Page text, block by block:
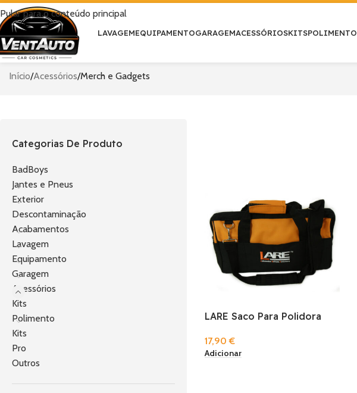
Pular para o conteúdo principal
LAVAGEMEQUIPAMENTOGARAGEMACESSÓRIOSKITSPOLIMENTO
Início Acessórios Merch e Gadgets
Categorias De Produto
BadBoys
Jantes e Pneus
Exterior
Descontaminação
Acabamentos
Lavagem
Equipamento
Garagem
Acessórios
Kits
Polimento
Kits
Pro
Outros
LARE Saco Para Polidora
17,90€
Adicionar